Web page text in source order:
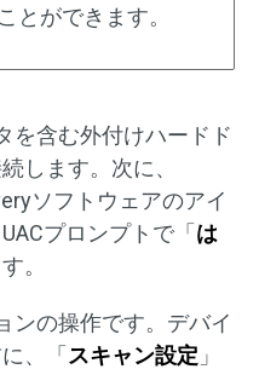
とができます。
を含む外付けハードド
します。次に、
ソフトウェアのアイ
プロンプトで「 は
。
ンの操作です。デバイ
、「 スキャン設定 」